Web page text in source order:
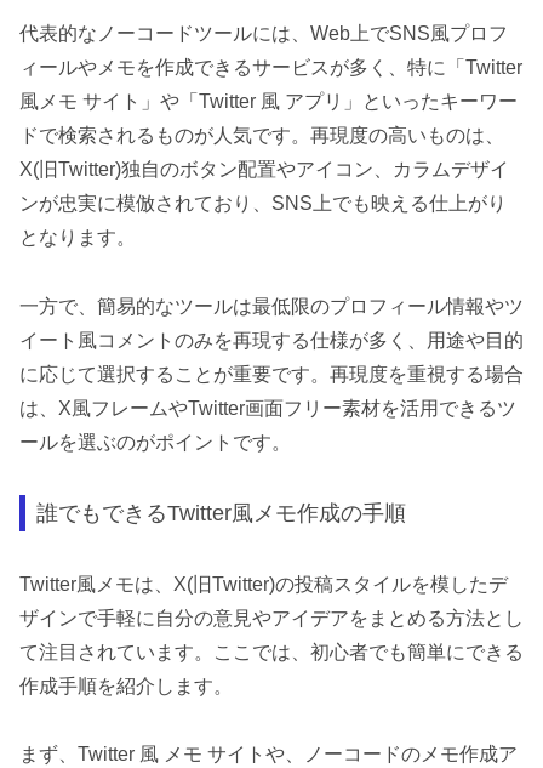
代表的なノーコードツールには、Web上でSNS風プロフ
ィールやメモを作成できるサービスが多く、特に「Twitter
風メモ サイト」や「Twitter 風 アプリ」といったキーワー
ドで検索されるものが人気です。再現度の高いものは、
X(旧Twitter)独自のボタン配置やアイコン、カラムデザイ
ンが忠実に模倣されており、SNS上でも映える仕上がり
となります。
一方で、簡易的なツールは最低限のプロフィール情報やツ
イート風コメントのみを再現する仕様が多く、用途や目的
に応じて選択することが重要です。再現度を重視する場合
は、X風フレームやTwitter画面フリー素材を活用できるツ
ールを選ぶのがポイントです。
誰でもできるTwitter風メモ作成の手順
Twitter風メモは、X(旧Twitter)の投稿スタイルを模したデ
ザインで手軽に自分の意見やアイデアをまとめる方法とし
て注目されています。ここでは、初心者でも簡単にできる
作成手順を紹介します。
まず、Twitter 風 メモ サイトや、ノーコードのメモ作成ア